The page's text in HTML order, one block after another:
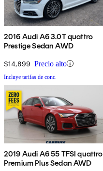
2016 Audi A6 3.0T quattro
Prestige Sedan AWD
$14,899 Precio alto
Incluye tarifas de conc.
2019 Audi A6 55 TFSI quattro
Premium Plus Sedan AWD